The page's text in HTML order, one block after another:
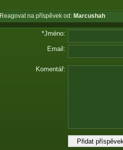
Reagovat na příspěvek od: Marcushah
*Jméno:
Email:
Komentář: